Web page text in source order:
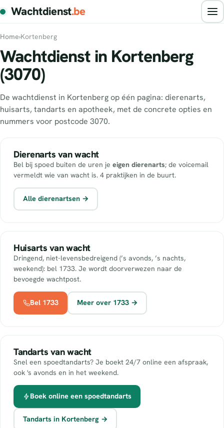
Wachtdienst.be
Home›Kortenberg
Wachtdienst in Kortenberg
(3070)
De wachtdienst in Kortenberg op één pagina: dierenarts,
huisarts, tandarts en apotheek, met de concrete opties en
nummers voor postcode 3070.
Dierenarts van wacht
Bel bij spoed buiten de uren je eigen dierenarts; de voicemail
vermeldt wie van wacht is. 4 praktijken in de buurt.
Alle dierenartsen →
Huisarts van wacht
Dringend, niet-levensbedreigend (’s avonds, ’s nachts,
weekend): bel 1733. Je wordt doorverwezen naar de
bevoegde wachtpost.
Bel 1733 Meer over 1733 →
Tandarts van wacht
Snel een spoedtandarts? Je boekt 24/7 online een afspraak,
ook 's avonds en in het weekend.
Boek online een spoedtandarts
Tandarts in Kortenberg →